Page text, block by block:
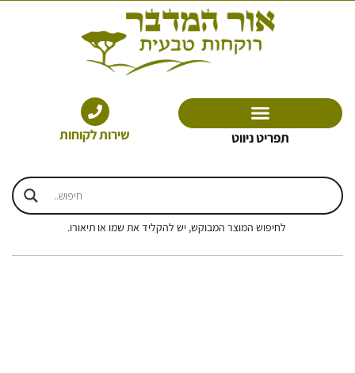
תפריט ניווט שירות לקוחות
לחיפוש המוצר המבוקש, יש להקליד את שמו או תיאורו.